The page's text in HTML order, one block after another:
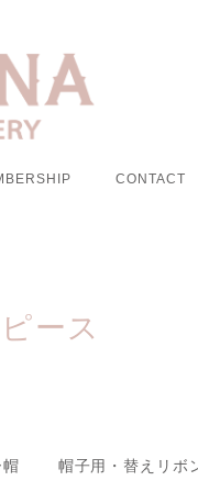
CONTACT
ース
帽子用・替えリボ